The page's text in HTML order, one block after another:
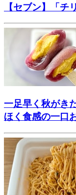
【セブン】「チ
一足早く秋がき
ほく食感の一口